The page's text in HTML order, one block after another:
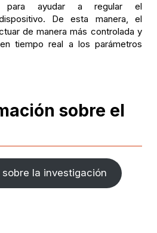
para ayudar a regular el
De esta manera, el
de manera más controlada y
tiempo real a los parámetros
sobre el
la investigación